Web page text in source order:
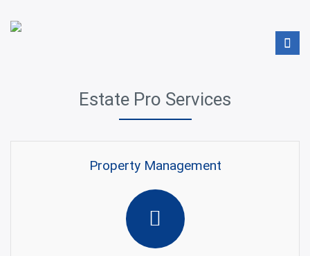
Estate Pro Services
Property Management